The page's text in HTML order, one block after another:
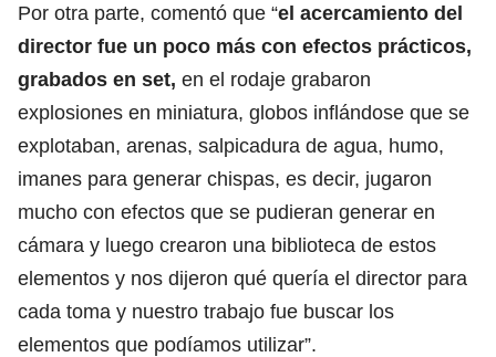
Por otra parte, comentó que “el acercamiento del
director fue un poco más con efectos prácticos,
grabados en set, en el rodaje grabaron
explosiones en miniatura, globos inflándose que se
explotaban, arenas, salpicadura de agua, humo,
imanes para generar chispas, es decir, jugaron
mucho con efectos que se pudieran generar en
cámara y luego crearon una biblioteca de estos
elementos y nos dijeron qué quería el director para
cada toma y nuestro trabajo fue buscar los
elementos que podíamos utilizar”.